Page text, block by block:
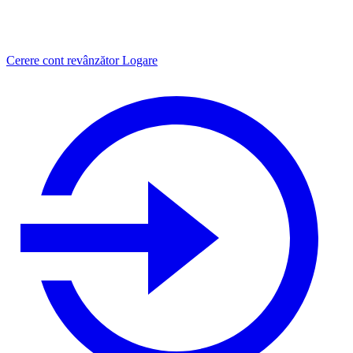
Cerere cont revânzător Logare